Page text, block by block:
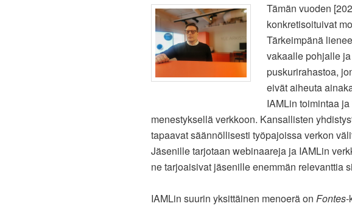
Tämän vuoden
konkretisoituivat
Tärkeimpänä
vakaalle pohjalle
puskurirahastoa,
eivät aiheuta
IAMLin toimintaa
menestyksellä verkkoon. Kansallisten
tapaavat säännöllisesti työpajoissa verkon
Jäsenille tarjotaan webinaareja ja IAMLin
ne tarjoaisivat jäsenille enemmän relevanttia
IAMLin suurin yksittäinen menoerä on Fontes-